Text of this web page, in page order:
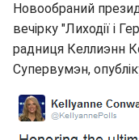
Новообраний
вечірку "Лиходії і
радниця Келлиэнн
Супервумэн,